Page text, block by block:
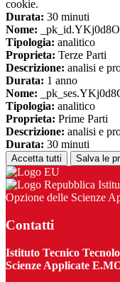
cookie.
Durata: 30 minuti
Nome:
Tipologia: analitico
Proprieta: Terze Parti
Descrizione: analisi e
Durata: 1 anno
Nome:
Tipologia: analitico
Proprieta: Prime Parti
Descrizione: analisi e
Durata: 30 minuti
Accetta tutti Salva le
Opzione delle Scienze
Contatti
Istituto Tecnico
Scienze Applicate